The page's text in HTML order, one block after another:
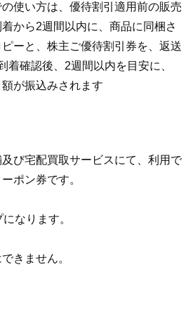
使い方は、優待割引適用前の販売
から2週間以内に、商品に同梱さ
ーと、株主ご優待割引券を、返送
着確認後、2週間以内を目安に、
が振込みされます
び宅配買取サービスにて、利用で
ポン券です。
なります。
きません。